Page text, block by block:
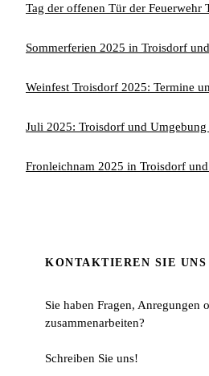
Tag der offenen Tür der Feuerwehr
Sommerferien 2025 in Troisdorf
Weinfest Troisdorf 2025: Termine
Juli 2025: Troisdorf und Umgebung
Fronleichnam 2025 in Troisdorf
KONTAKTIEREN SIE UNS
Sie haben Fragen, Anregungen
zusammenarbeiten?
Schreiben Sie uns!